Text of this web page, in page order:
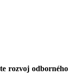
rozvoj odborného